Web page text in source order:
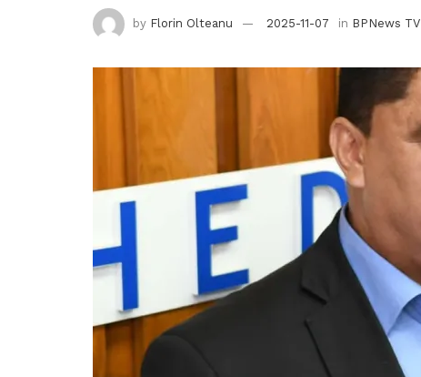
by Florin Olteanu 2025-11-07 in BPNews TV